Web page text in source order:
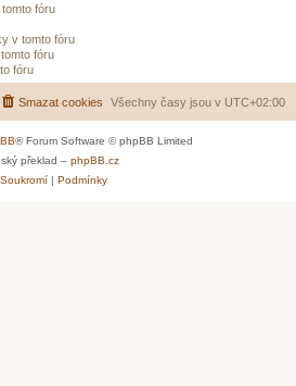
fóru
v tomto fóru
fóru
fóru
Všechny časy jsou v UTC+02:00
Smazat cookies
® Forum Software © phpBB Limited
překlad – phpBB.cz
Soukromí| Podmínky